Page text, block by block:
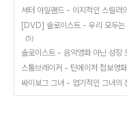
셔터 아일랜드 - 이지적인 스릴러
[DVD] 솔로이스트 - 우리 모두는
(5)
솔로이스트 - 음악영화 아닌 성장
스톰브레이커 - 틴에이저 첩보영
싸이보그 그녀 - 엽기적인 그녀의